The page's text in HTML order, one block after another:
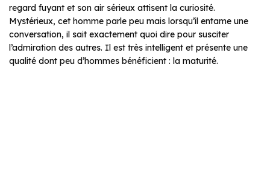
regard fuyant et son air sérieux attisent la curiosité.
Mystérieux, cet homme parle peu mais lorsqu’il entame une
conversation, il sait exactement quoi dire pour susciter
l’admiration des autres. Il est très intelligent et présente une
qualité dont peu d’hommes bénéficient : la maturité.